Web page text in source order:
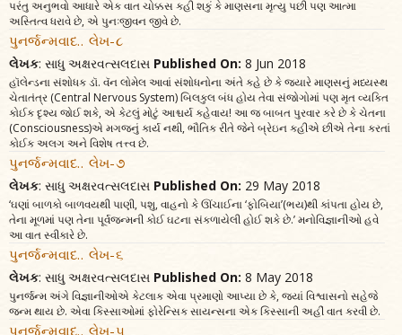
પરંતુ અનુભવો આધારે એક વાત ચોક્કસ કહી શકું કે માણસના મૃત્યુ પછી પણ આત્મા
અસ્તિત્વ ધરાવે છે, એ પુનઃજીવન જીવે છે.
પુનર્જન્મવાદ.. લેખ-૮
લેખક: સાધુ અક્ષરવત્સલદાસ Published On: 8 Jun 2018
હૉલેન્ડના સંશોધક ડૉ. વૅન લોમેલ આવાં સંશોધનોના અંતે કહે છે કે જ્યારે માણસનું મધ્યસ્થ
ચેતાતંત્ર (Central Nervous System) બિલકુલ બંધ હોય તેવા સંજોગોમાં પણ મૃત વ્યક્તિ
કોઈક દૃશ્ય જોઈ શકે, એ કેટલું મોટું આશ્ચર્ય કહેવાય! આ જ બાબત પુરવાર કરે છે કે ચેતના
(Consciousness)એ મગજનું કાર્ય નથી, ભૌતિક રીતે જેને બ્રેઇન કહીએ છીએ તેના કરતાં
કોઈક અલગ અને વિશેષ તત્ત્વ છે.
પુનર્જન્મવાદ.. લેખ-૭
લેખક: સાધુ અક્ષરવત્સલદાસ Published On: 29 May 2018
‘ઘણાં બાળકો બાળવયથી પાણી, પશુ, વાહનો કે ઊંચાઈના ‘ફોબિયા’(ભય)થી કાંપતા હોય છે,
તેના મૂળમાં પણ તેના પૂર્વજન્મની કોઈ ઘટના સંકળાયેલી હોઈ શકે છે.’ મનોવિજ્ઞાનીઓ હવે
આ વાત સ્વીકારે છે.
પુનર્જન્મવાદ.. લેખ-૬
લેખક: સાધુ અક્ષરવત્સલદાસ Published On: 8 May 2018
પુનર્જન્મ અંગે વિજ્ઞાનીઓએ કેટલાક એવા પ્રમાણો આપ્યા છે કે, જ્યાં વિશ્વાસનો સહેજે
જન્મ થાય છે. એવા કિસ્સાઓમાં ફોરેન્સિક સાયન્સના એક કિસ્સાની અહીં વાત કરવી છે.
પુનર્જન્મવાદ.. લેખ-૫